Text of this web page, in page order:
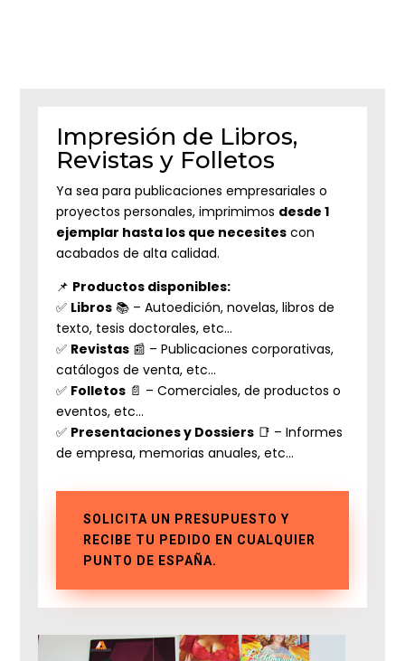
Impresión de Libros,
Revistas y Folletos
Ya sea para publicaciones empresariales o
proyectos personales, imprimimos desde 1
ejemplar hasta los que necesites con
acabados de alta calidad.
📌 Productos disponibles:
✅ Libros 📚 – Autoedición, novelas, libros de
texto, tesis doctorales, etc…
✅ Revistas 📰 – Publicaciones corporativas,
catálogos de venta, etc…
✅ Folletos 📄 – Comerciales, de productos o
eventos, etc…
✅ Presentaciones y Dossiers 📑 – Informes
de empresa, memorias anuales, etc…
SOLICITA UN PRESUPUESTO Y
RECIBE TU PEDIDO EN CUALQUIER
PUNTO DE ESPAÑA.